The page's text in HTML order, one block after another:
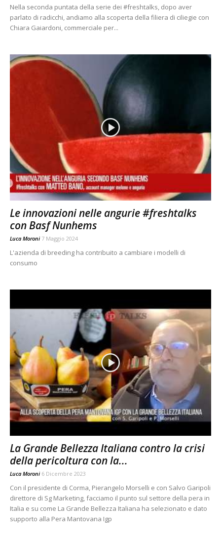
Nella seconda puntata della serie dei #freshtalks, dopo aver
parlato di radicchi, andiamo alla scoperta della filiera di ciliegie con
Chiara Gaiardoni, commerciale per...
Le innovazioni nelle angurie #freshtalks
con Basf Nunhems
Luca Moroni 7 Maggio 2024
L'azienda di breeding ha contribuito a cambiare i modelli di
consumo
La Grande Bellezza Italiana contro la crisi
della pericoltura con la...
Luca Moroni 6 Dicembre 2023
Con il presidente di Corma, Pierangelo Morselli e con Salvo Garipoli
direttore di Sg Marketing, facciamo il punto sul settore della pera in
Italia e su come La Grande Bellezza Italiana ha selezionato e dato
supporto alla Pera Mantovana Igp